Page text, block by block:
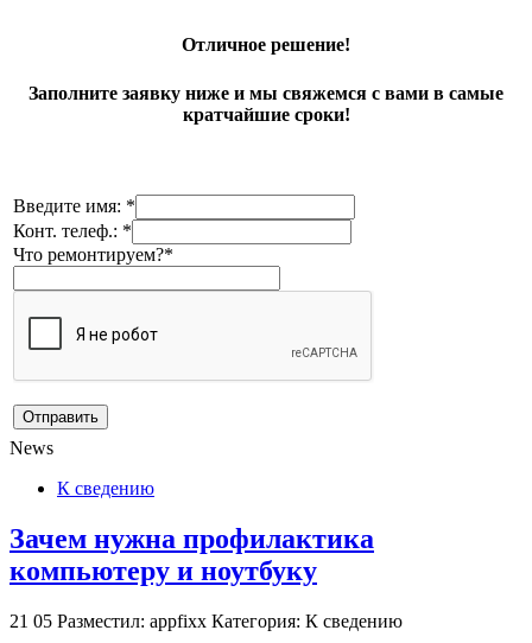
Отличное решение!
Заполните заявку ниже и мы свяжемся с вами в самые
кратчайшие сроки!
Введите имя: *
Конт. телеф.: *
Что ремонтируем?*
News
К сведению
Зачем нужна профилактика
компьютеру и ноутбуку
21 05 Разместил: appfixx Категория: К сведению